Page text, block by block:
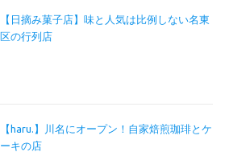
【日摘み菓子店】味と人気は比例しない名東
区の行列店
【haru.】川名にオープン！自家焙煎珈琲とケ
ーキの店